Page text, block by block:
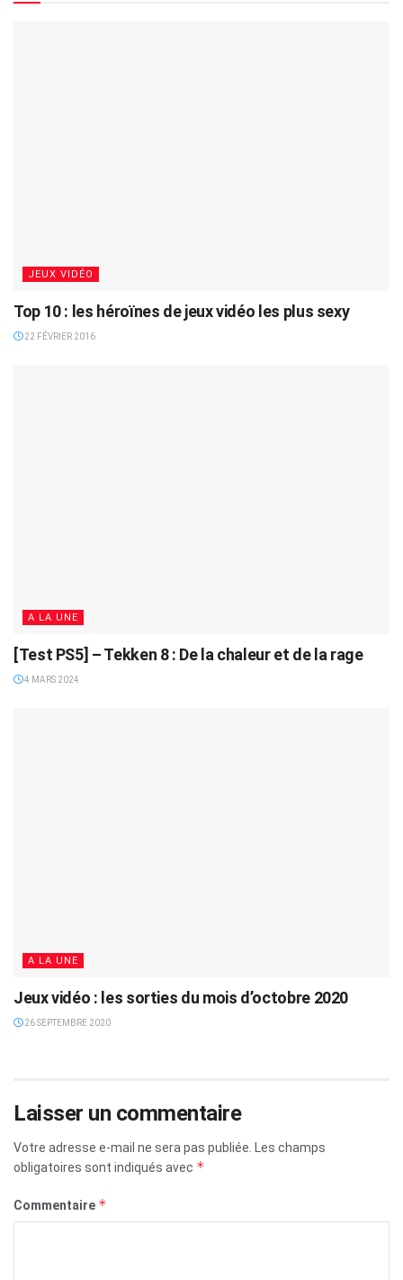
JEUX VIDÉO
Top 10 : les héroïnes de jeux vidéo les plus sexy
22 FÉVRIER 2016
A LA UNE
[Test PS5] – Tekken 8 : De la chaleur et de la rage
4 MARS 2024
A LA UNE
Jeux vidéo : les sorties du mois d’octobre 2020
26 SEPTEMBRE 2020
Laisser un commentaire
Votre adresse e-mail ne sera pas publiée.
Les champs
obligatoires sont indiqués avec *
Commentaire *